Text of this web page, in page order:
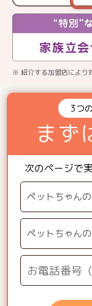
※ 紹介する加盟店により
3つ
まず
次のページで